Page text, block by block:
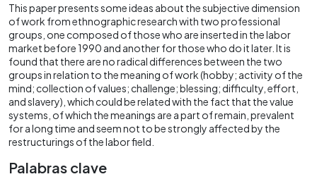
This paper presents some ideas about the subjective dimension
of work from ethnographic research with two professional
groups, one composed of those who are inserted in the labor
market before 1990 and another for those who do it later. It is
found that there are no radical differences between the two
groups in relation to the meaning of work (hobby; activity of the
mind; collection of values; challenge; blessing; difficulty, effort,
and slavery), which could be related with the fact that the value
systems, of which the meanings are a part of remain, prevalent
for a long time and seem not to be strongly affected by the
restructurings of the labor field.
Palabras clave